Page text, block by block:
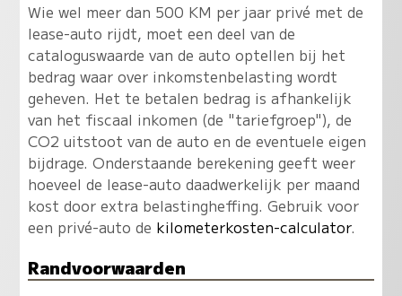
Wie wel meer dan 500 KM per jaar privé met de
lease-auto rijdt, moet een deel van de
cataloguswaarde van de auto optellen bij het
bedrag waar over inkomstenbelasting wordt
geheven. Het te betalen bedrag is afhankelijk
van het fiscaal inkomen (de "tariefgroep"), de
CO2 uitstoot van de auto en de eventuele eigen
bijdrage. Onderstaande berekening geeft weer
hoeveel de lease-auto daadwerkelijk per maand
kost door extra belastingheffing. Gebruik voor
een privé-auto de kilometerkosten-calculator.
Randvoorwaarden